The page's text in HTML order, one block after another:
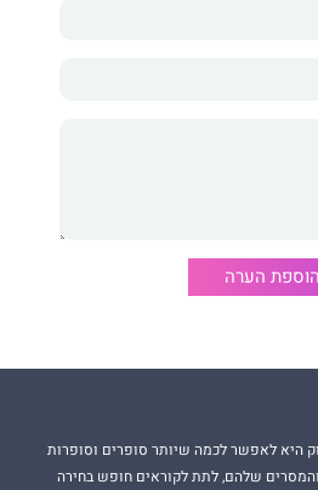
של מבנים מחשבתיים.
הוספת הערה
היא לאפשר לכמה שיותר סופרים וסופרות
שלהם, לתת לקוראים חופש בחירה